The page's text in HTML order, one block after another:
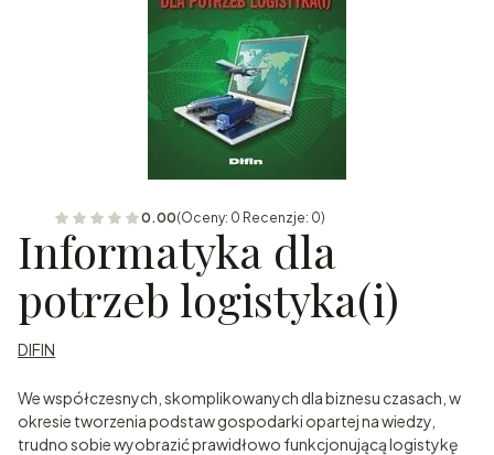
0.00(Oceny: 0 Recenzje: 0)
Informatyka dla
potrzeb logistyka(i)
DIFIN
We współczesnych, skomplikowanych dla biznesu czasach, w
okresie tworzenia podstaw gospodarki opartej na wiedzy,
trudno sobie wyobrazić prawidłowo funkcjonującą logistykę